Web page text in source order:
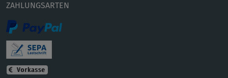
ZAHLUNGSARTEN